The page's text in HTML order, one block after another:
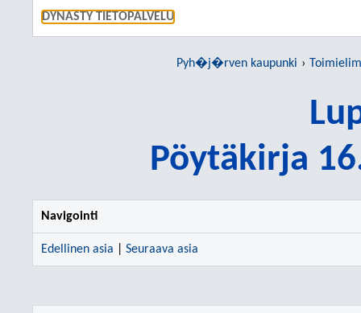
DYNASTY TIETOPALVELU
Pyh�j�rven kaupunki
Pöytäkirja
Navigointi
Edellinen asia Seuraava asia